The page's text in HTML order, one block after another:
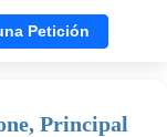
Petición
Principal